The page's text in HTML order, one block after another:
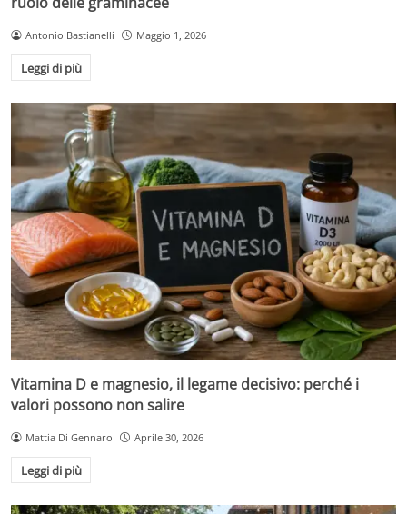
Antonio Bastianelli Maggio 1, 2026
Leggi di più
Vitamina D e magnesio, il legame decisivo: perché i
valori possono non salire
Mattia Di Gennaro Aprile 30, 2026
Leggi di più